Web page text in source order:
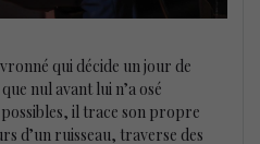
qui décide un jour de
nul avant lui n’a osé
il trace son propre
d’un ruisseau, traverse des